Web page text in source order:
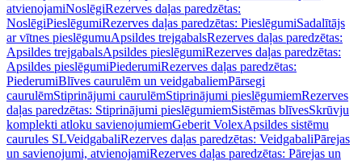
atvienojamiNoslēgiRezerves daļas paredzētas:
NoslēgiPieslēgumiRezerves daļas paredzētas: PieslēgumiSadalītājs
ar vītnes pieslēgumuApsildes trejgabalsRezerves daļas paredzētas:
Apsildes trejgabalsApsildes pieslēgumiRezerves daļas paredzētas:
Apsildes pieslēgumiPiederumiRezerves daļas paredzētas:
PiederumiBlīves caurulēm un veidgabaliemPārsegi
caurulēmStiprinājumi caurulēmStiprinājumi pieslēgumiemRezerves
daļas paredzētas: Stiprinājumi pieslēgumiemSistēmas blīvesSkrūvju
komplekti atloku savienojumiemGeberit VolexApsildes sistēmu
caurules SLVeidgabaliRezerves daļas paredzētas: VeidgabaliPārejas
un savienojumi, atvienojamiRezerves daļas paredzētas: Pārejas un